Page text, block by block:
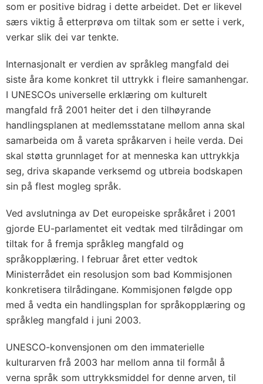
som er positive bidrag i dette arbeidet. Det er likevel
særs viktig å etterprøva om tiltak som er sette i verk,
verkar slik dei var tenkte.
Internasjonalt er verdien av språkleg mangfald dei
siste åra kome konkret til uttrykk i fleire samanhengar.
I UNESCOs universelle erklæring om kulturelt
mangfald frå 2001 heiter det i den tilhøyrande
handlingsplanen at medlemsstatane mellom anna skal
samarbeida om å vareta språkarven i heile verda. Dei
skal støtta grunnlaget for at menneska kan uttrykkja
seg, driva skapande verksemd og utbreia bodskapen
sin på flest mogleg språk.
Ved avslutninga av Det europeiske språkåret i 2001
gjorde EU-parlamentet eit vedtak med tilrådingar om
tiltak for å fremja språkleg mangfald og
språkopplæring. I februar året etter vedtok
Ministerrådet ein resolusjon som bad Kommisjonen
konkretisera tilrådingane. Kommisjonen følgde opp
med å vedta ein handlingsplan for språk­opplæring og
språkleg mangfald i juni 2003.
UNESCO-konvensjonen om den immaterielle
kulturarven frå 2003 har mellom anna til formål å
verna språk som uttrykksmiddel for denne arven, til